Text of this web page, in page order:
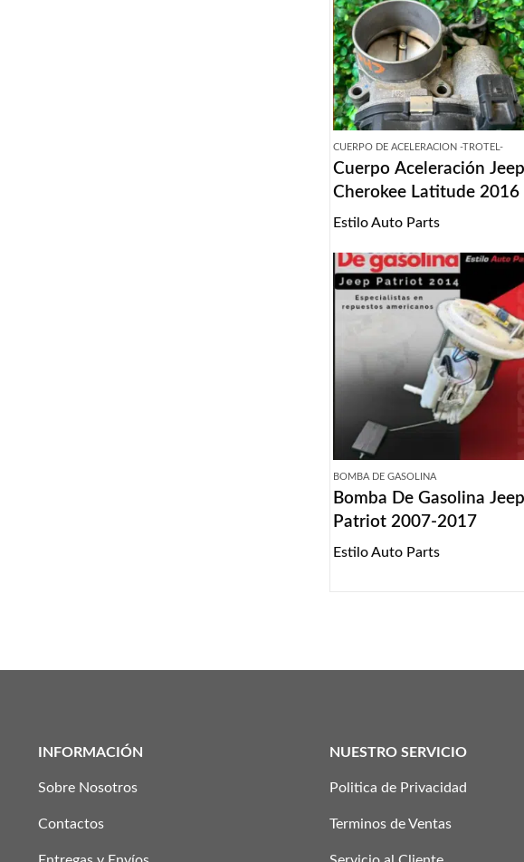
CUERPO DE ACELERACION -TROTEL-
Cuerpo Aceleración Jeep
Cherokee Latitude 2016
Estilo Auto Parts
BOMBA DE GASOLINA
Bomba De Gasolina Jeep
Patriot 2007-2017
Estilo Auto Parts
INFORMACIÓN
Sobre Nosotros
Contactos
NUESTRO SERVICIO
Politica de Privacidad
Terminos de Ventas